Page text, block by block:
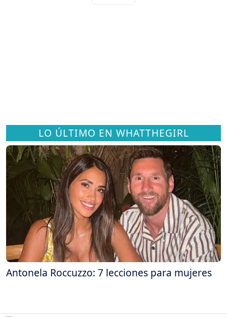
LO ÚLTIMO EN WHATTHEGIRL
Antonela Roccuzzo: 7 lecciones para mujeres